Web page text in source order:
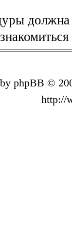
должна
phpBB ©
http://